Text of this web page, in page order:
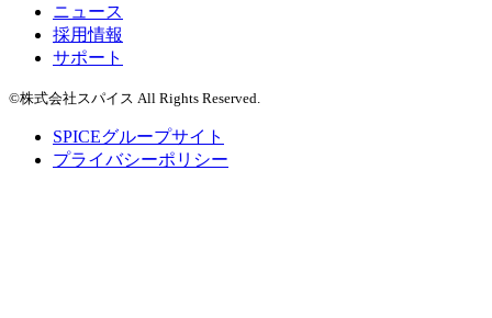
ニュース
採用情報
サポート
©株式会社スパイス All Rights Reserved.
SPICEグループサイト
プライバシーポリシー